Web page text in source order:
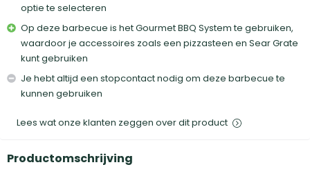
optie te selecteren
Op deze barbecue is het Gourmet BBQ System te gebruiken,
waardoor je accessoires zoals een pizzasteen en Sear Grate
kunt gebruiken
Je hebt altijd een stopcontact nodig om deze barbecue te
kunnen gebruiken
Lees wat onze klanten zeggen over dit product
Productomschrijving